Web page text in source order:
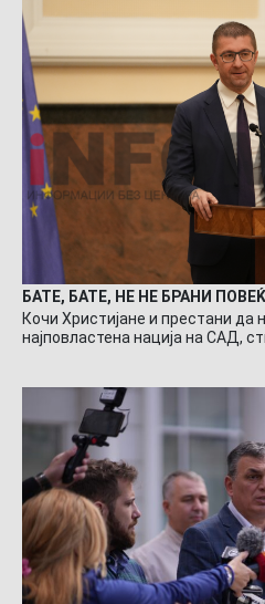
БАТЕ, БАТЕ, НЕ НЕ БРАНИ
Кочи Христијане и престани да
најповластена нација на САД,